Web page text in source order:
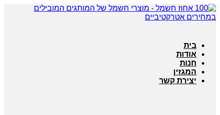
בית
אודות
חנות
המגזין
יצירת קשר